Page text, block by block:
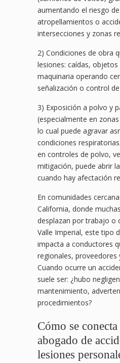
aumentando el riesgo
atropellamientos o
intersecciones y zonas
2) Condiciones de obra
lesiones: caídas, objetos
maquinaria operando
señalización o control
3) Exposición a polvo y
(especialmente en
lo cual puede agravar
condiciones
en controles de polvo,
mitigación, puede abrir
cuando hay afectación
En comunidades
California, donde
desplazan por trabajo o
Valle Imperial, este tipo
impacta a conductores
regionales, proveedores
Cuando ocurre un
suele ser: ¿hubo
mantenimiento,
procedimientos?
Cómo se
abogado de
lesiones